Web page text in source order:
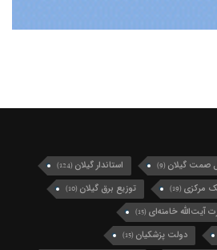
صمت گیلان (9) استاندار گیلان (124)
مرکزی (19) توزیع برق گیلان (10)
آیت‌الله خامنه‌ای (15)
دولت پزشکیان (15)